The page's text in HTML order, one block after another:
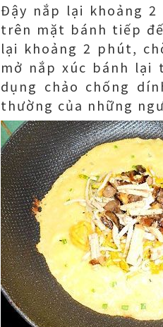
Đậy nắp lại khoảng
trên mặt bánh tiếp
lại khoảng 2 phút,
mở nắp xúc bánh lại
dụng chảo chống
thường của những